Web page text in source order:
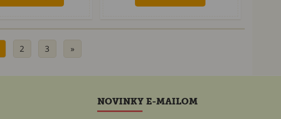
2 3 »
NOVINKY E-MAILOM